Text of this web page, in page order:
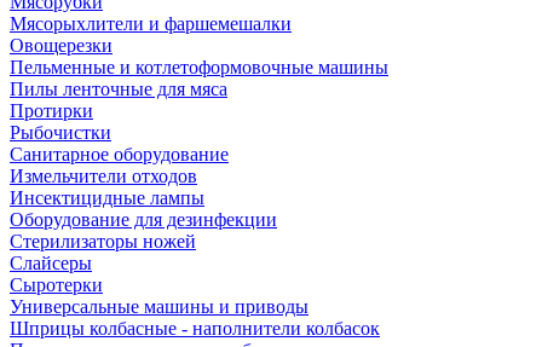
Мясорыхлители и фаршемешалки
Овощерезки
Пельменные и котлетоформовочные машины
Пилы ленточные для мяса
Протирки
Рыбочистки
Санитарное оборудование
Измельчители отходов
Инсектицидные лампы
Оборудование для дезинфекции
Стерилизаторы ножей
Слайсеры
Сыротерки
Универсальные машины и приводы
Шприцы колбасные - наполнители колбасок